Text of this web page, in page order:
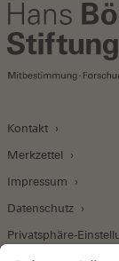
Kontakt
Merkzettel
Impressum
Datenschutz
Privatsphäre-